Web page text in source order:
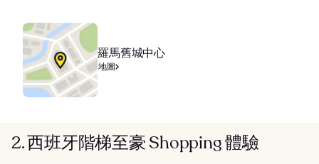
羅馬舊城中心
地圖
2. 西班牙階梯至豪 Shopping 體驗